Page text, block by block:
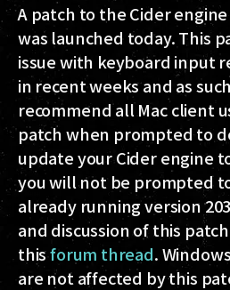
A patch to the Cider
was launched today. This
issue with keyboard input
in recent weeks and as
recommend all Mac client
patch when prompted to
update your Cider engine
you will not be prompted
already running version
and discussion of this
thisforum thread.
are not affected by this